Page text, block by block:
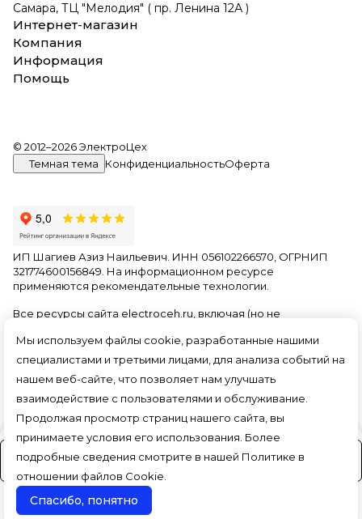
Мы используем файлы cookie, разработанные нашими
специалистами и третьими лицами, для анализа событий на
нашем веб-сайте, что позволяет нам улучшать
взаимодействие с пользователями и обслуживание.
Продолжая просмотр страниц нашего сайта, вы
принимаете условия его использования. Более
подробные сведения смотрите в нашей Политике в
отношении файлов Cookie
Спасибо, понятно
На заказ (3-4 дня)
Самара, ТЦ "Мелодия" ( пр. Ленина 12А )
Интернет-магазин
Компания
Информация
Помощь
© 2012–2026 ЭлектроЦех
Темная тема
КонфиденциальностьОферта
ИП Шагиев Азиз Наильевич. ИНН 056102266570, ОГРНИП
321774600156849. На информационном ресурсе
применяются рекомендательные технологии
Все ресурсы сайта electroceh.ru, включая (но не
и видео информацию, структуру, дизайн и оформление
страниц, доменное имя, фирменное наименование
являются объектами авторского права и прав на
интеллектуальную собственность, защищены российским
законодательством и международными соглашениями об
охране авторских прав.Читать далее